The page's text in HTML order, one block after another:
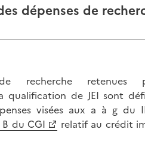
dépenses de
recherche retenues
qualification de JEI sont
visées aux a à g du
du CGI
relatif au crédit